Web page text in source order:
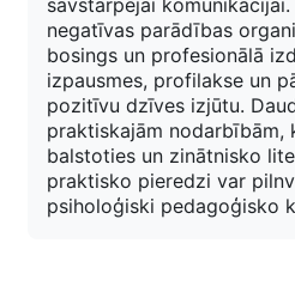
negatīvas parādības
bosings un profesionālā
izpausmes, profilakse un
pozitīvu dzīves izjūtu.
praktiskajām nodarbībām,
balstoties un zinātnisko
praktisko pieredzi var
psiholoģiski pedagoģisko